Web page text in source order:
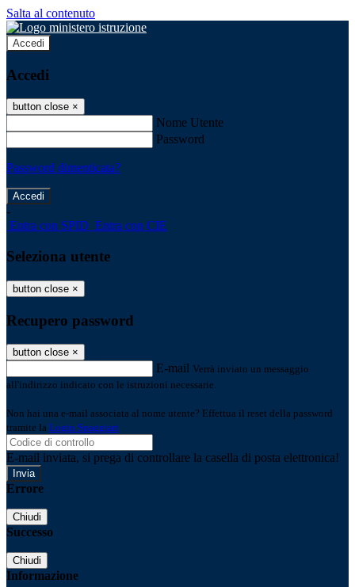
Salta al contenuto
Accedi
Accedi
button close ×
Nome Utente
Password
Password dimenticata?
-
Entra con SPID Entra con CIE
Seleziona utente
button close ×
Recupero password
button close ×
E-mail Verrà inviato un messaggio
all'indirizzo indicato con le istruzioni necessarie.
Non hai una e-mail associata al nome utente? Effettua il reset della password
tramite la Login Spaggiari
E-mail inviata, si prega di controllare la casella di posta elettronica!
Errore
Chiudi
Successo
Chiudi
Informazione